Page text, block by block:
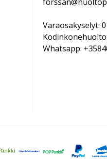
Varaosakyselyt:
Whatsapp: